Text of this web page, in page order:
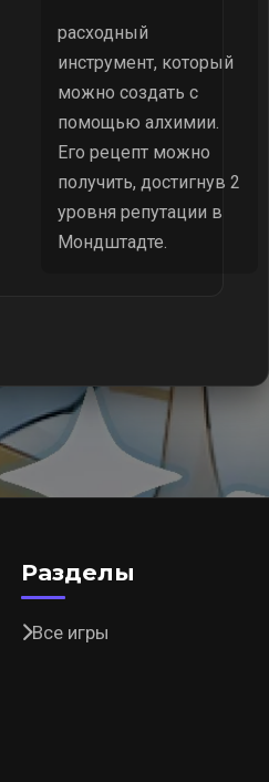
расходный
инструмент, который
можно создать с
помощью алхимии.
Его рецепт можно
получить, достигнув 2
уровня репутации в
Мондштадте.
Разделы
Все игры